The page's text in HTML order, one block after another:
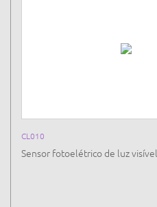
CL010
Sensor fotoelétrico de luz